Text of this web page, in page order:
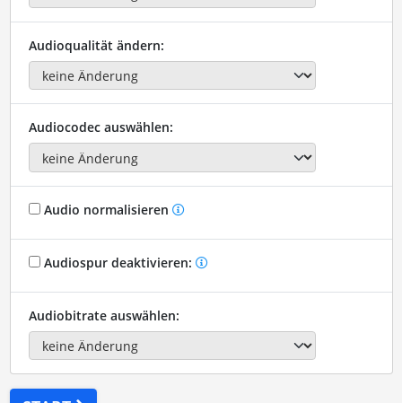
Audioqualität ändern:
Audiocodec auswählen:
Audio normalisieren
Audiospur deaktivieren:
Audiobitrate auswählen: